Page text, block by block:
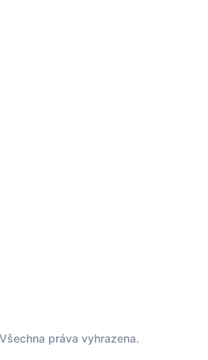
práva vyhrazena.